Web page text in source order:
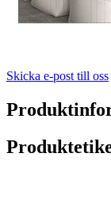
Skicka e-post till oss